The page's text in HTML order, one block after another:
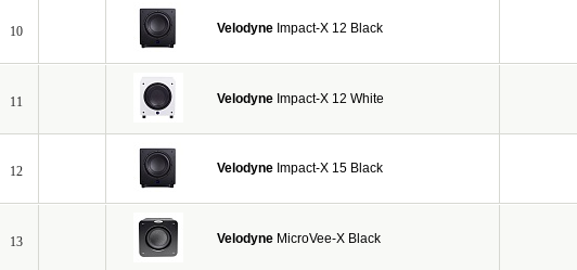
10 Velodyne Impact-X 12 Black
11 Velodyne Impact-X 12 White
12 Velodyne Impact-X 15 Black
13 Velodyne MicroVee-X Black